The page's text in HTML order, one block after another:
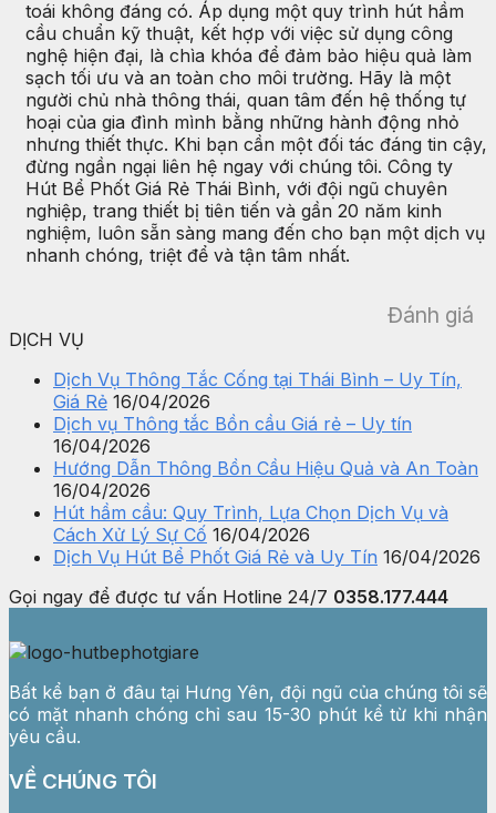
toái không đáng có. Áp dụng một quy trình hút hầm
cầu chuẩn kỹ thuật, kết hợp với việc sử dụng công
nghệ hiện đại, là chìa khóa để đảm bảo hiệu quả làm
sạch tối ưu và an toàn cho môi trường. Hãy là một
người chủ nhà thông thái, quan tâm đến hệ thống tự
hoại của gia đình mình bằng những hành động nhỏ
nhưng thiết thực. Khi bạn cần một đối tác đáng tin cậy,
đừng ngần ngại liên hệ ngay với chúng tôi. Công ty
Hút Bể Phốt Giá Rẻ Thái Bình, với đội ngũ chuyên
nghiệp, trang thiết bị tiên tiến và gần 20 năm kinh
nghiệm, luôn sẵn sàng mang đến cho bạn một dịch vụ
nhanh chóng, triệt để và tận tâm nhất.
Đánh giá
DỊCH VỤ
Dịch Vụ Thông Tắc Cống tại Thái Bình – Uy Tín,
Giá Rẻ 16/04/2026
Dịch vụ Thông tắc Bồn cầu Giá rẻ – Uy tín
16/04/2026
Hướng Dẫn Thông Bồn Cầu Hiệu Quả và An Toàn
16/04/2026
Hút hầm cầu: Quy Trình, Lựa Chọn Dịch Vụ và
Cách Xử Lý Sự Cố 16/04/2026
Dịch Vụ Hút Bể Phốt Giá Rẻ và Uy Tín 16/04/2026
Gọi ngay để được tư vấn Hotline 24/7 0358.177.444
Bất kể bạn ở đâu tại Hưng Yên, đội ngũ của chúng tôi sẽ
có mặt nhanh chóng chỉ sau 15-30 phút kể từ khi nhận
yêu cầu.
VỀ CHÚNG TÔI